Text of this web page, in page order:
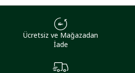
Ücretsiz ve Mağazadan
İade